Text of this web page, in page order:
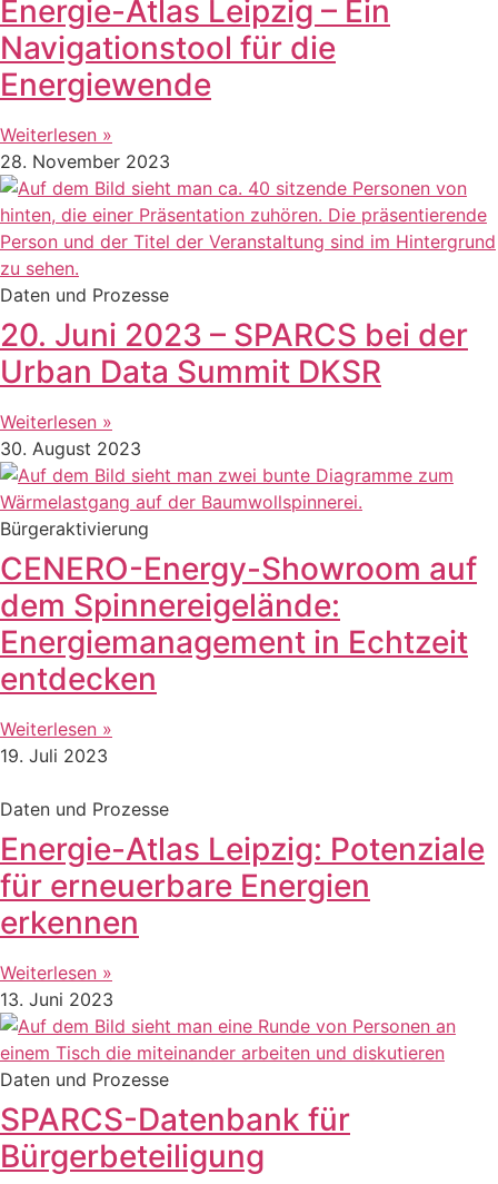
Energie-Atlas Leipzig – Ein
Navigationstool für die
Energiewende
Weiterlesen »
28. November 2023
Daten und Prozesse
20. Juni 2023 – SPARCS bei der
Urban Data Summit DKSR
Weiterlesen »
30. August 2023
Bürgeraktivierung
CENERO-Energy-Showroom auf
dem Spinnereigelände:
Energiemanagement in Echtzeit
entdecken
Weiterlesen »
19. Juli 2023
Daten und Prozesse
Energie-Atlas Leipzig: Potenziale
für erneuerbare Energien
erkennen
Weiterlesen »
13. Juni 2023
Daten und Prozesse
SPARCS-Datenbank für
Bürgerbeteiligung